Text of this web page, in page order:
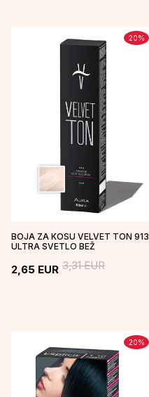
20%
BOJA ZA KOSU VELVET TON 913
ULTRA SVETLO BEŽ
2,65 EUR 3,31EUR
20%